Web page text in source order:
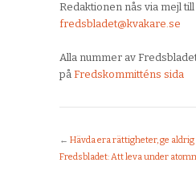
Redaktionen nås via mejl till
fredsbladet@kvakare.se
Alla nummer av
på Fredskommitténs sida
← Hävda era rättigheter, ge aldrig
Fredsbladet: Att leva under